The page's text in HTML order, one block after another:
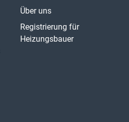
Über uns
Registrierung für
Heizungsbauer